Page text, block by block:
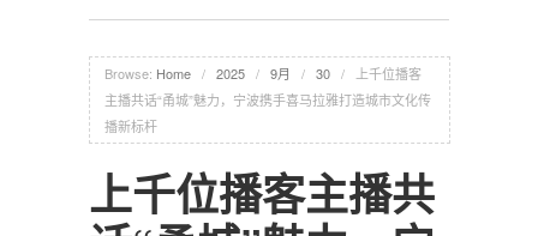
Browse: Home / 2025 / 9月 / 30 /
上千位播客
主播共话“甬城”魅力，宁波携手喜马拉雅打造城市文化传
播新标杆
上千位播客主播共